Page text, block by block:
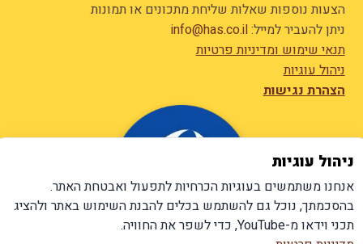
ניהול עוגיות
אנחנו משתמשים בעוגיות הכרחיות לתפעול ואבטחת האתר.
בהסכמתך, נוכל גם להשתמש בכלים להבנת השימוש באתר ולהציג
תכני וידאו מ-YouTube, כדי לשפר את החוויה.
הצעות נוספות שאלות שליחת מתכונים או תמונות
ניתן להעביר למייל:info@has.co.il
תנאי שימוש ומדיניות פרטיות
ניהול עוגיות
הצהרת נגישות